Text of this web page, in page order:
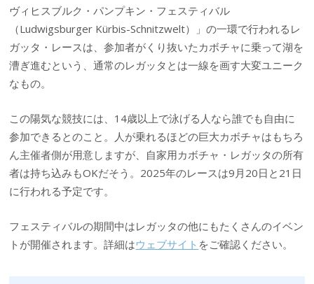
ヴィヒスブルク・パンプキン・フェスティバル
（Ludwigsburger Kürbis-Schnitzwelt）」の一環で行われるレ
ガッタ・レースは、参加者がくり抜いたカボチャに乗って湖を
漕ぎ進むという、通常のレガッタとは一線を画す大変ユニーク
なもの。
この陽気な競技には、14歳以上で泳げる人なら誰でも自由に
参加できるとのこと。人が乗れるほどの巨大カボチャはもちろ
ん主催者側が用意しますが、自家用カボチャ・レガッタの所有
者は持ち込みもOKだそう。2025年のレースは9月20日と21日
に行われる予定です。
フェスティバルの期間中はレガッタの他にもたくさんのイベン
トが開催されます。詳細はウェブサイト をご確認ください。